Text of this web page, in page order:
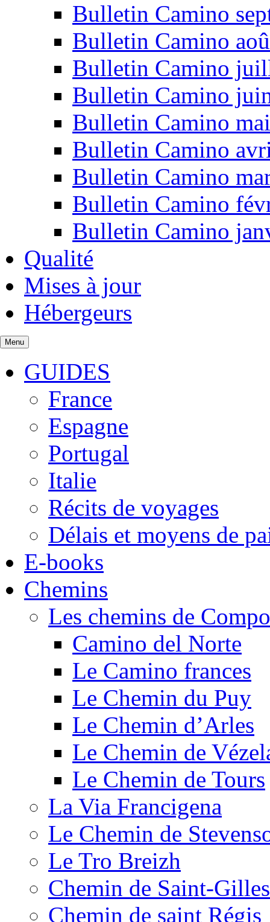
Bulletin Camino
Bulletin Camino
Bulletin Camino
Bulletin Camino
Bulletin Camino
Bulletin Camino
Bulletin Camino
Bulletin Camino
Bulletin Camino
Qualité
Mises à jour
Hébergeurs
Menu
GUIDES
France
Espagne
Portugal
Italie
Récits de voyages
Délais et moyens de
E-books
Chemins
Les chemins de
Camino del Norte
Le Camino frances
Le Chemin du Puy
Le Chemin d’Arles
Le Chemin de
Le Chemin de Tours
La Via Francigena
Le Chemin de
Le Tro Breizh
Chemin de Saint-Gilles
Chemin de saint Régis